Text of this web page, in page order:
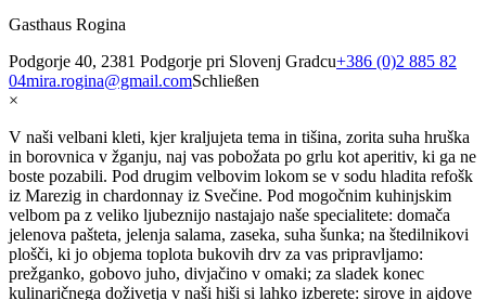
Gasthaus Rogina
Podgorje 40, 2381 Podgorje pri Slovenj Gradcu+386 (0)2 885 82
04mira.rogina@gmail.comSchließen
×
V naši velbani kleti, kjer kraljujeta tema in tišina, zorita suha hruška
in borovnica v žganju, naj vas pobožata po grlu kot aperitiv, ki ga ne
boste pozabili. Pod drugim velbovim lokom se v sodu hladita refošk
iz Marezig in chardonnay iz Svečine. Pod mogočnim kuhinjskim
velbom pa z veliko ljubeznijo nastajajo naše specialitete: domača
jelenova pašteta, jelenja salama, zaseka, suha šunka; na štedilnikovi
plošči, ki jo objema toplota bukovih drv za vas pripravljamo:
prežganko, gobovo juho, divjačino v omaki; za sladek konec
kulinaričnega doživetja v naši hiši si lahko izberete: sirove in ajdove